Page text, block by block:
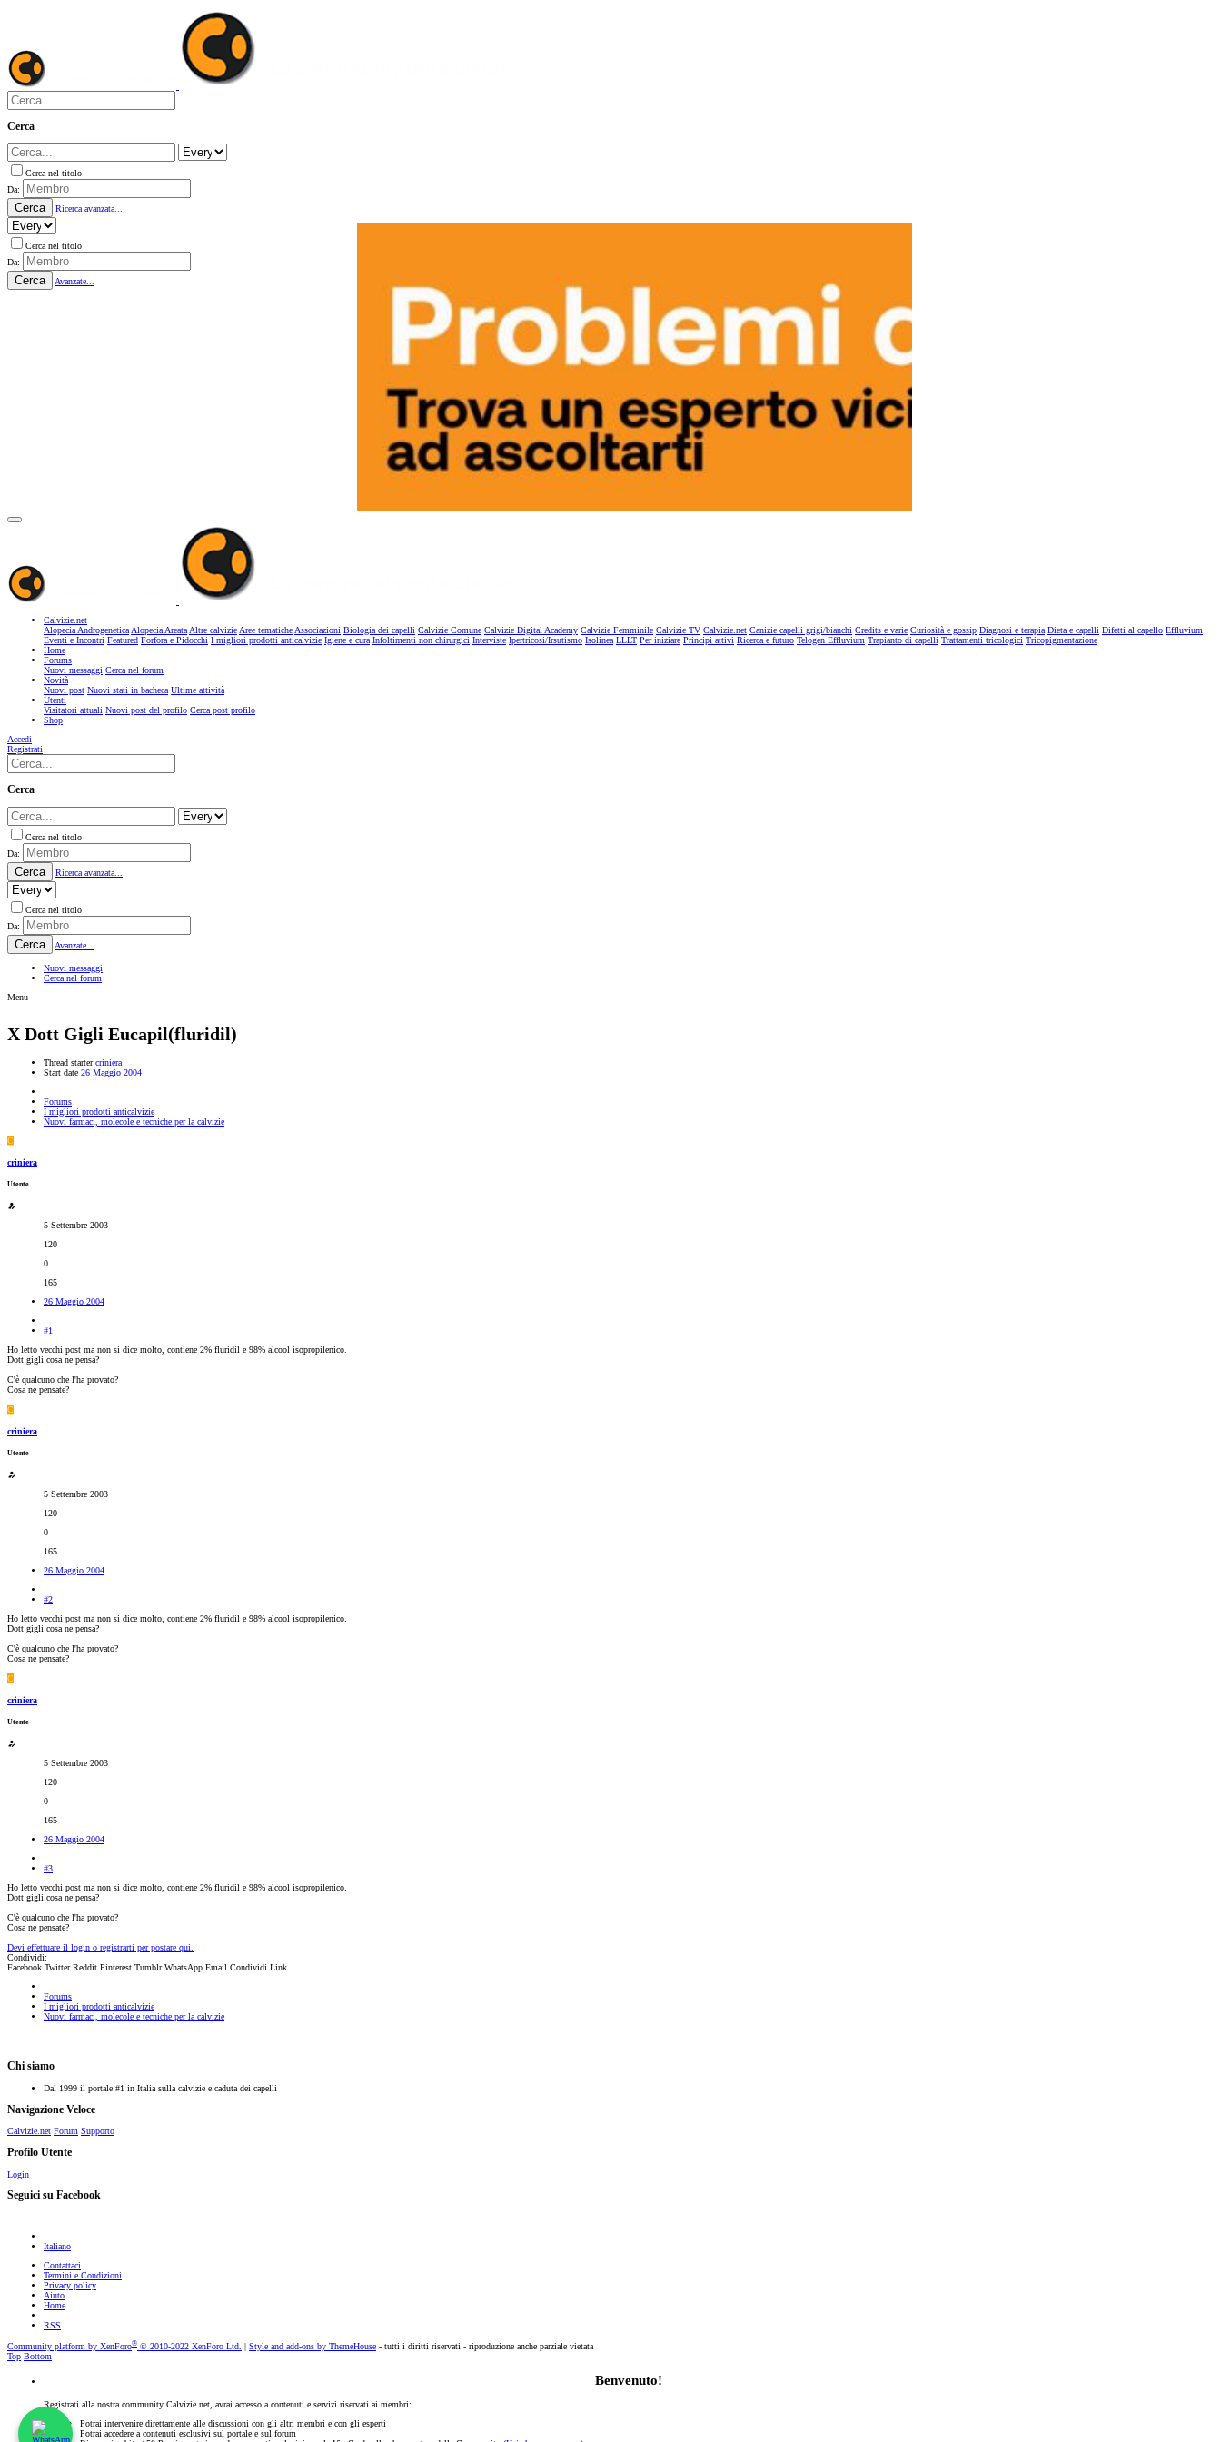
Cerca
Cerca nel titolo
Da:
Cerca Ricerca avanzata...
Cerca nel titolo
Da:
Cerca Avanzate...
Calvizie.net
Alopecia AndrogeneticaAlopecia AreataAltre calvizieAree tematicheAssociazioni Biologia dei capelli Calvizie Comune Calvizie Digital Academy Calvizie Femminile Calvizie TV Calvizie.net Canizie capelli grigi/bianchi Credits e varie Curiosità e gossip Diagnosi e terapia Dieta e capelli Difetti al capello Effluvium
Eventi e Incontri Featured Forfora e Pidocchi I migliori prodotti anticalvizie Igiene e cura Infoltimenti non chirurgici Interviste Ipertricosi/Irsutismo Isolinea LLLT Per iniziare Principi attivi Ricerca e futuro Telogen Effluvium Trapianto di capelli Trattamenti tricologici Tricopigmentazione
Home
Forums
Nuovi messaggi Cerca nel forum
Novità
Nuovi post Nuovi stati in bacheca Ultime attività
Utenti
Visitatori attuali Nuovi post del profilo Cerca post profilo
Shop
Accedi
Registrati
Cerca
Cerca nel titolo
Da:
Cerca Ricerca avanzata...
Cerca nel titolo
Da:
Cerca Avanzate...
Nuovi messaggi
Cerca nel forum
Menu
X Dott Gigli Eucapil(fluridil)
Thread starter criniera
Start date 26 Maggio 2004
Forums
I migliori prodotti anticalvizie
Nuovi farmaci, molecole e tecniche per la calvizie
C
criniera
Utente
5 Settembre 2003
120
0
165
26 Maggio 2004
#1
Ho letto vecchi post ma non si dice molto, contiene 2% fluridil e 98% alcool isopropilenico.
Dott gigli cosa ne pensa?
C'è qualcuno che l'ha provato?
Cosa ne pensate?
C
criniera
Utente
5 Settembre 2003
120
0
165
26 Maggio 2004
#2
Ho letto vecchi post ma non si dice molto, contiene 2% fluridil e 98% alcool isopropilenico.
Dott gigli cosa ne pensa?
C'è qualcuno che l'ha provato?
Cosa ne pensate?
C
criniera
Utente
5 Settembre 2003
120
0
165
26 Maggio 2004
#3
Ho letto vecchi post ma non si dice molto, contiene 2% fluridil e 98% alcool isopropilenico.
Dott gigli cosa ne pensa?
C'è qualcuno che l'ha provato?
Cosa ne pensate?
Devi effettuare il login o registrarti per postare qui.
Condividi:
Facebook Twitter Reddit Pinterest Tumblr WhatsApp Email Condividi Link
Forums
I migliori prodotti anticalvizie
Nuovi farmaci, molecole e tecniche per la calvizie
Chi siamo
Dal 1999 il portale #1 in Italia sulla calvizie e caduta dei capelli
Navigazione Veloce
Calvizie.net Forum Supporto
Profilo Utente
Login
Seguici su Facebook
Italiano
Contattaci
Termini e Condizioni
Privacy policy
Aiuto
Home
RSS
Community platform by XenForo® © 2010-2022 XenForo Ltd. Style and add-ons by ThemeHouse - tutti i diritti riservati - riproduzione anche parziale vietata
Top Bottom
Benvenuto!
Registrati alla nostra community Calvizie.net, avrai accesso a contenuti e servizi riservati ai membri:
Potrai intervenire direttamente alle discussioni con gli altri membri e con gli esperti
Potrai accedere a contenuti esclusivi sul portale e sul forum